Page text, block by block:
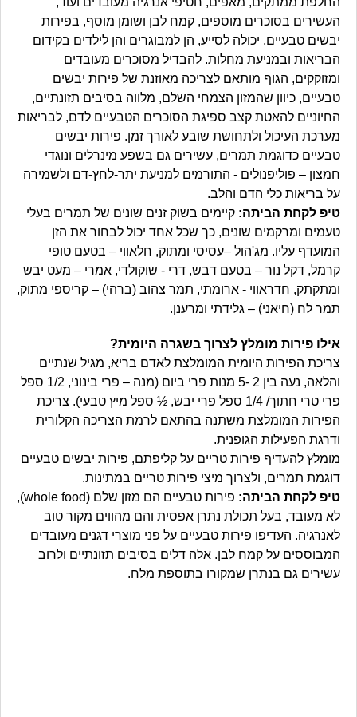
העשירים בסוכרים מוספים, קמח לבן ושומן מוסף, בפירות
יבשים טבעיים, יכולה לסייע, הן למבוגרים והן לילדים בקידום
הבריאות ובמניעת מחלות. להבדיל מסוכרים מעובדים
ומזוקקים, הגוף מותאם לצריכה מאוזנת של פירות יבשים
טבעיים, כיוון שהמזון הצמחי השלם, מלווה בסיבים תזונתיים,
החיוניים להאטת קצב ספיגת הסוכרים הטבעיים לדם, לבריאות
מערכת העיכול ולתחושת שובע לאורך זמן. פירות יבשים
טבעיים כדוגמת תמרים, עשירים גם בשפע מינרלים ונוגדי
חמצון – פוליפנולים - התורמים למניעת יתר-לחץ-דם ולשמירה
על בריאות כלי הדם והלב.
טיפ לקחת הביתה: קיימים בשוק זנים שונים של תמרים בעלי
טעמים ומרקמים שונים, כך שכל אחד יכול לבחור את הזן
המועדף עליו. מג'הול –עסיסי ומתוק, חלאווי – בטעם טופי
קרמל, דקל נור – בטעם דבש, דרי - שוקולדי, אמרי – מעט יבש
ומתקתק, חדראווי - ארומתי, תמר צהוב (ברהי) – קריספי מתוק,
תמר לח (חיאני) – גלידתי ומרענן.
אילו פירות מומלץ לצרוך בשגרה היומית?
צריכת הפירות היומית המומלצת לאדם בריא, מגיל שנתיים
והלאה, נעה בין 2 -5 מנות פרי ביום (מנה – פרי בינוני, 1/2 ספל
פרי טרי חתוך/ 1/4 ספל פרי יבש, ½ ספל מיץ טבעי). צריכת
הפירות המומלצת משתנה בהתאם לרמת הצריכה הקלורית
ודרגת הפעילות הגופנית.
מומלץ להעדיף פירות טריים על קליפתם, פירות יבשים טבעיים
דוגמת תמרים, ולצרוך מיצי פירות טריים במתינות.
טיפ לקחת הביתה:
פירות טבעיים הם מזון שלם (whole food),
לא מעובד, בעל תכולת נתרן אפסית והם מהווים מקור טוב
לאנרגיה. העדיפו פירות טבעיים על פני מוצרי דגנים מעובדים
המבוססים על קמח לבן. אלה דלים בסיבים תזונתיים ולרוב
עשירים גם בנתרן שמקורו בתוספת מלח.